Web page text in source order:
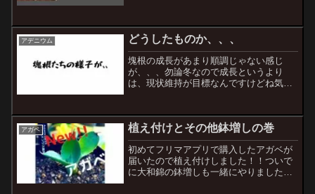
しました笑仕込み仕込みと言ってもそん
なに手順はないのですが、...
アデニウム どうしたものか、、、
塊根の成長があまり順調じゃない感じ
が、、、勿論冬なので成長というより
は、現状維持が目標なんですけどね気温
が一応水やりの頻度は減らして様子を見
ていました。ブルセラ・ファ...
アガベ 植え付けとその他鉢増しの巻
初めてフリマアプリで購入したアガベが
届いたので植え付けしました！！ついで
に大和錦の鉢増しも一緒にやりました